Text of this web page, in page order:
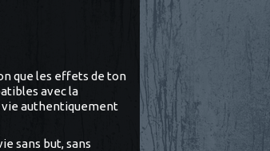
que les effets de ton
avec la
vie authentiquement
sans but, sans